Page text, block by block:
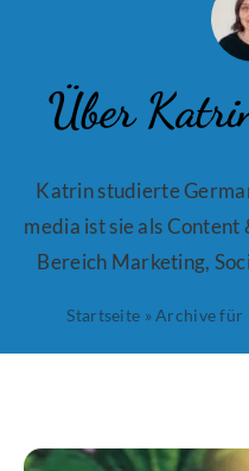
Hörbuch
Blog
Über
Katrin studierte
media ist sie als
Bereich Marketing,
Startseite »Archive für